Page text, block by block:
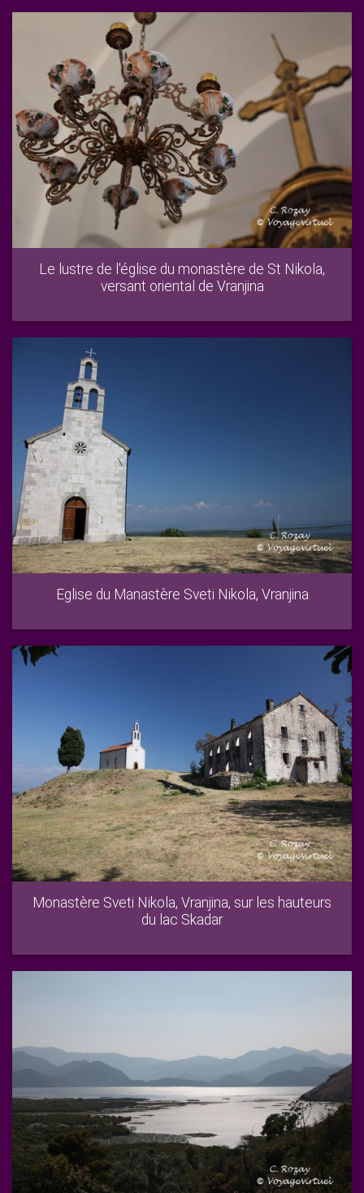
Le lustre de l'église du monastère de St Nikola,
versant oriental de Vranjina
Eglise du Manastère Sveti Nikola, Vranjina
Monastère Sveti Nikola, Vranjina, sur les hauteurs
du lac Skadar